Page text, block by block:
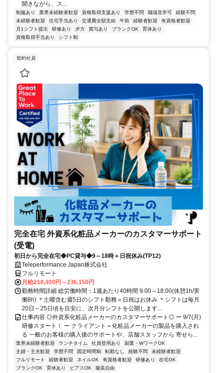
聞きながら、ス...
制服あり 業界未経験者歓迎 資格取得支援あり 学歴不問 職場見学可
経験不問
未経験者歓迎
住宅手当あり 交通費全額支給 午前 経験者歓迎
有資格者歓迎
月1シフト提出
研修あり 夕方 賞与あり ブランクOK
育休あり
資格取得手当あり
シフト制
契約社員
完全在宅 外資系化粧品メーカーのカスタマーサポート
(受電)
初日から完全在宅◆PC貸与◆9～18時＋日祝休み(TP12)
Teleperformance Japan株式会社
フルリモート
月給218,400円～236,150円
勤務時間詳細 総労働時間：1週あたり40時間 9:00～18:00(休憩1h/実
働8h) ＊土曜含む週5日のシフト勤務＝日祝はお休み ＊シフトは毎月
20日～25日頃を目安に、次月分シフトを公開します...
仕事内容 ◎外資系化粧品メーカーのカスタマーサポート◎ ー 9/7(月)
研修スタート！ ー クライアント＝化粧品メーカーの製品を購入され
る 一般のお客様の購入後のサポートや、店舗スタッフから 寄せら...
業界未経験者歓迎 ランチタイム 社員登用あり
副業・WワークOK
主婦・主夫歓迎
学歴不問 固定時間制 転勤なし 経験不問
未経験者歓迎
フルリモート
経験者歓迎 ネイルOK 有資格者歓迎 研修あり
在宅OK
ブランクOK
育休あり ピアスOK 服装自由